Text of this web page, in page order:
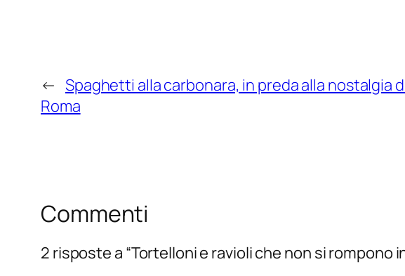
← Spaghetti alla carbonara, in preda alla nostalgia
Roma
Commenti
2 risposte a “Tortelloni e ravioli che non si